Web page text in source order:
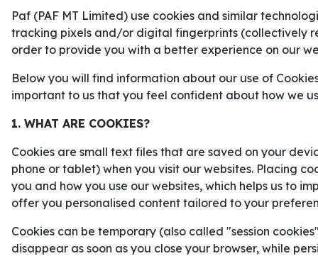
Paf (PAF MT Limited) use cookies and similar
tracking pixels and/or digital fingerprints (collectively
order to provide you with a better experience on our
Below you will find information about our use of
important to us that you feel confident about how we
1. WHAT ARE COOKIES?
Cookies are small text files that are saved on your
phone or tablet) when you visit our websites. Placing
you and how you use our websites, which helps us to
offer you personalised content tailored to your
Cookies can be temporary (also called "session
disappear as soon as you close your browser, while